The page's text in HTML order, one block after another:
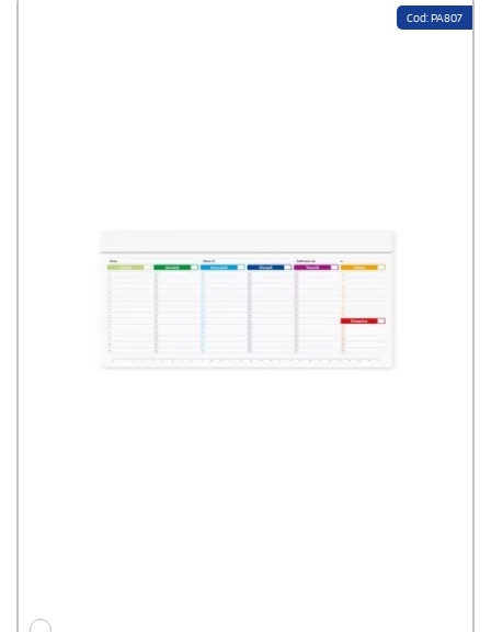
Cod: PA807